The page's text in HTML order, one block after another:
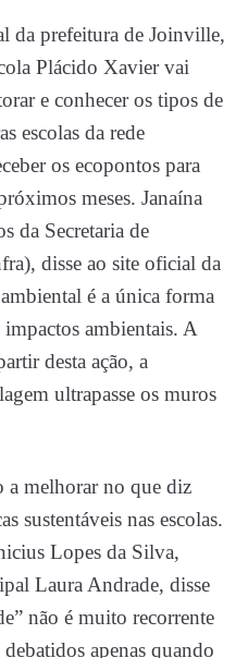
da prefeitura de Joinville,
Plácido Xavier vai
e conhecer os tipos de
escolas da rede
os ecopontos para
meses. Janaína
da Secretaria de
disse ao site oficial da
é a única forma
ambientais. A
desta ação, a
ultrapasse os muros
a melhorar no que diz
sustentáveis nas escolas.
Lopes da Silva,
Laura Andrade, disse
não é muito recorrente
debatidos apenas quando